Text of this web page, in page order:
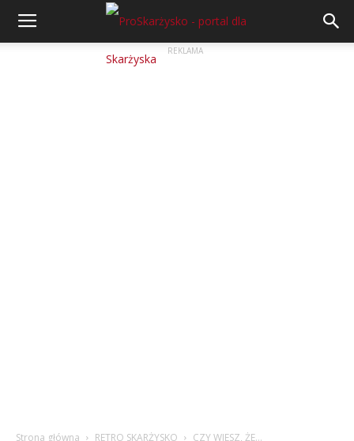
REKLAMA
Strona główna RETRO SKARŻYSKO CZY WIESZ, ŻE...